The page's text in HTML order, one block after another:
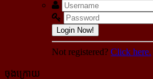
Login Now!
Not registered? Click here.
ចុងក្រោយ